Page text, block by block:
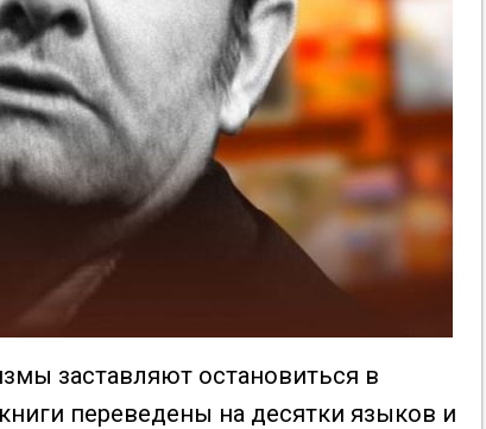
заставляют остановиться в
переведены на десятки языков и